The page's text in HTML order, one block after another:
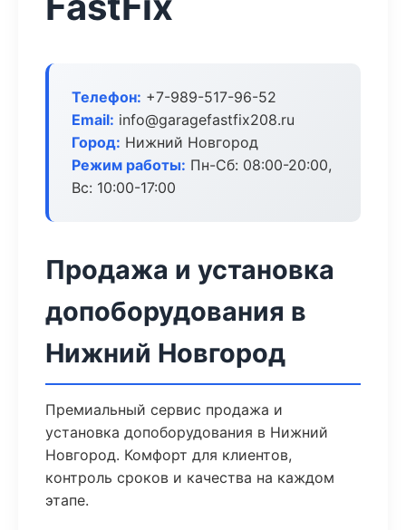
Телефон: +7-989-517-96-52
Email: info@garagefastfix208.ru
Город: Нижний Новгород
Режим работы: Пн-Сб: 08:00-20:00,
Вс: 10:00-17:00
Продажа и установка
допоборудования в
Нижний Новгород
Премиальный сервис продажа и
установка допоборудования в Нижний
Новгород. Комфорт для клиентов,
контроль сроков и качества на каждом
этапе.